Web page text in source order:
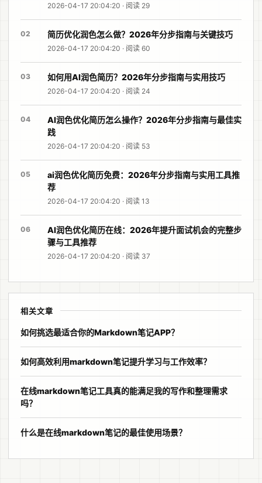
2026-04-17 20:04:20 · 阅读 29
02 简历优化润色怎么做？2026年分步指南与关键技巧
2026-04-17 20:04:20 · 阅读 60
03 如何用AI润色简历？2026年分步指南与实用技巧
2026-04-17 20:04:20 · 阅读 24
04
AI润色优化简历怎么操作？2026年分步指南与最佳实
践
2026-04-17 20:04:20 · 阅读 53
05
ai润色优化简历免费：2026年分步指南与实用工具推
荐
2026-04-17 20:04:20 · 阅读 13
06
AI润色优化简历在线：2026年提升面试机会的完整步
骤与工具推荐
2026-04-17 20:04:20 · 阅读 37
相关文章
如何挑选最适合你的Markdown笔记APP？
如何高效利用markdown笔记提升学习与工作效率？
在线markdown笔记工具真的能满足我的写作和整理需求
吗？
什么是在线markdown笔记的最佳使用场景？